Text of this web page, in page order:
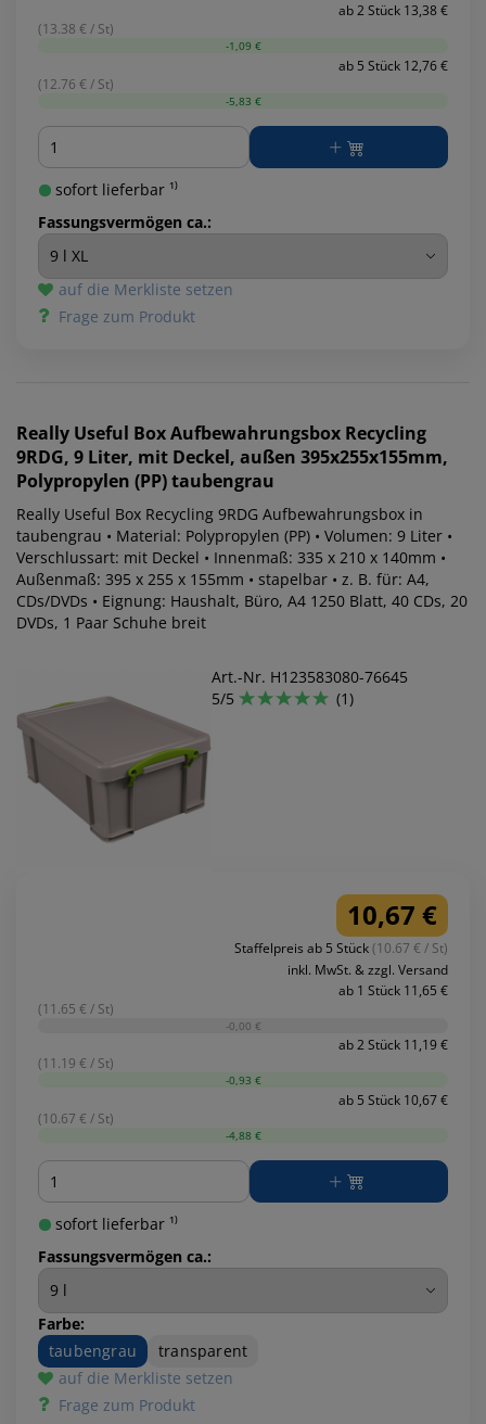
ab 2 Stück 13,38 €
(13.38 € / St)
-1,09 €
ab 5 Stück 12,76 €
(12.76 € / St)
-5,83 €
Menge
sofort lieferbar ¹⁾
Fassungsvermögen ca.:
auf die Merkliste setzen
Frage zum Produkt
Really Useful BoxAufbewahrungsbox Recycling
9RDG, 9 Liter, mit Deckel, außen 395x255x155mm,
Polypropylen (PP) taubengrau
Really Useful Box Recycling 9RDG Aufbewahrungsbox in
taubengrau • Material: Polypropylen (PP) • Volumen: 9 Liter •
Verschlussart: mit Deckel • Innenmaß: 335 x 210 x 140mm •
Außenmaß: 395 x 255 x 155mm • stapelbar • z. B. für: A4,
CDs/DVDs • Eignung: Haushalt, Büro, A4 1250 Blatt, 40 CDs, 20
DVDs, 1 Paar Schuhe breit
Art.-Nr. H123583080-76645
5/5
(1)
10,67 €
Staffelpreis ab 5 Stück(10.67 € / St)
inkl. MwSt. & zzgl. Versand
ab 1 Stück 11,65 €
(11.65 € / St)
-0,00 €
ab 2 Stück 11,19 €
(11.19 € / St)
-0,93 €
ab 5 Stück 10,67 €
(10.67 € / St)
-4,88 €
Menge
sofort lieferbar ¹⁾
Fassungsvermögen ca.:
Farbe:
taubengrau
transparent
auf die Merkliste setzen
Frage zum Produkt